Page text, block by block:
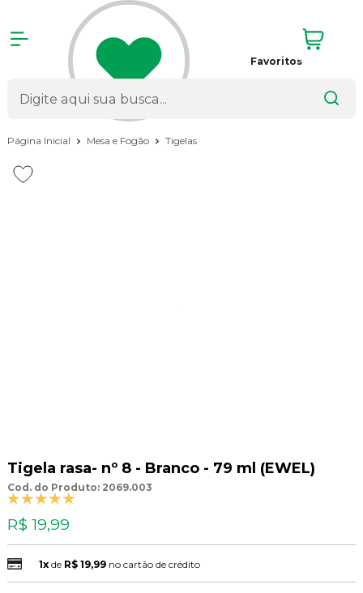
Favoritos
Página Inicial Mesa e Fogão Tigelas
Tigela rasa- nº 8 - Branco - 79 ml (EWEL)
Cod. do Produto: 2069.003
R$ 19,99
1xde R$ 19,99 no cartão de crédito